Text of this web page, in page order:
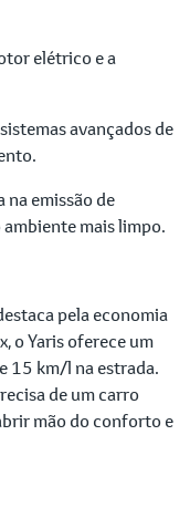
elétrico e a
avançados de
emissão de
mais limpo.
pela economia
o Yaris oferece um
15 km/l na estrada.
de um carro
mão do conforto e